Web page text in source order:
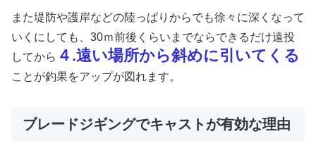
また堤防や護岸などの陸っぱりからでも徐々に深くなって
いくにしても、30ｍ前後くらいまでならできるだけ遠投
してから ４.遠い場所から斜めに引いてくる
ことが釣果をアップが図れます。
ブレードジギングでキャストが有効な理由